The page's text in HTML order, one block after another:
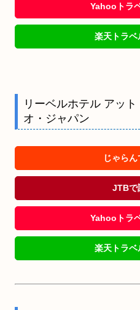
Yahooトラ
楽天トラベ
リーベルホテル アッ
オ・ジャパン
じゃら
JTBで
Yahooトラ
楽天トラベ